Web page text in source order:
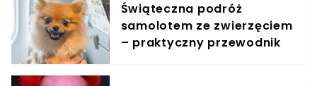
Świąteczna podróż
samolotem ze zwierzęciem
– praktyczny przewodnik